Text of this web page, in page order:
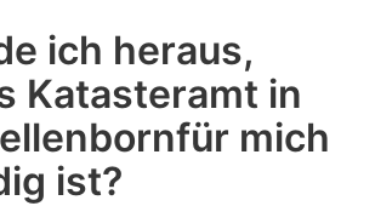
ich heraus,
Katasteramt in
mich
ist?